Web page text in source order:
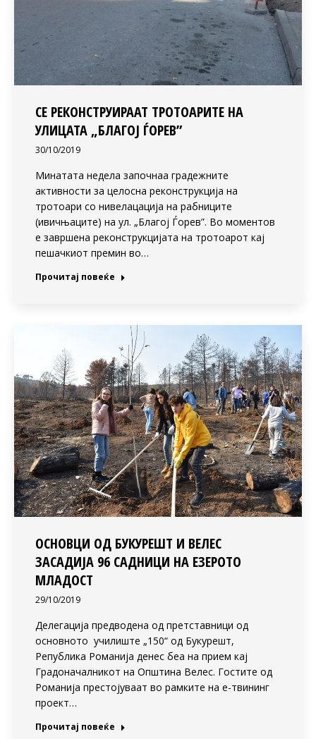
СЕ РЕКОНСТРУИРААТ ТРОТОАРИТЕ НА
УЛИЦАТА „БЛАГОЈ ЃОРЕВ”
30/10/2019
Минатата недела започнаа градежните
активности за целосна реконструкција на
тротоари со нивелацација на рабниците
(ивичњаците) на ул. „Благој Ѓорев”. Во моментов
е завршена реконструкцијата на тротоарот кај
пешачкиот премин во…
Прочитај повеќе
ОСНОВЦИ ОД БУКУРЕШТ И ВЕЛЕС
ЗАСАДИЈА 96 САДНИЦИ НА ЕЗЕРОТО
МЛАДОСТ
29/10/2019
Делегација предводена од претставници од
основното училиште „150“ од Букурешт,
Република Романија денес беа на прием кај
Градоначалникот на Општина Велес. Гостите од
Романија престојуваат во рамките на е-твининг
проект…
Прочитај повеќе